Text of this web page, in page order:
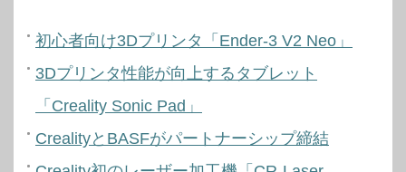
初心者向け3Dプリンタ「Ender-3 V2 Neo」
3Dプリンタ性能が向上するタブレット
「Creality Sonic Pad」
CrealityとBASFがパートナーシップ締結